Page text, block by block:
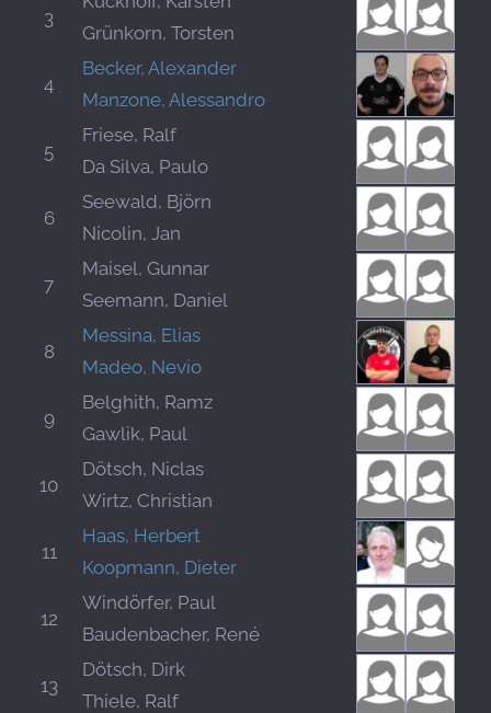
3
Grünkorn, Torsten
4
Becker, Alexander
Manzone, Alessandro
5
Friese, Ralf
Da Silva, Paulo
6
Seewald, Björn
Nicolin, Jan
7
Maisel, Gunnar
Seemann, Daniel
8
Messina, Elias
Madeo, Nevio
9
Belghith, Ramz
Gawlik, Paul
10
Dötsch, Niclas
Wirtz, Christian
11
Haas, Herbert
Koopmann, Dieter
12
Windörfer, Paul
Baudenbacher, René
13
Dötsch, Dirk
Thiele, Ralf